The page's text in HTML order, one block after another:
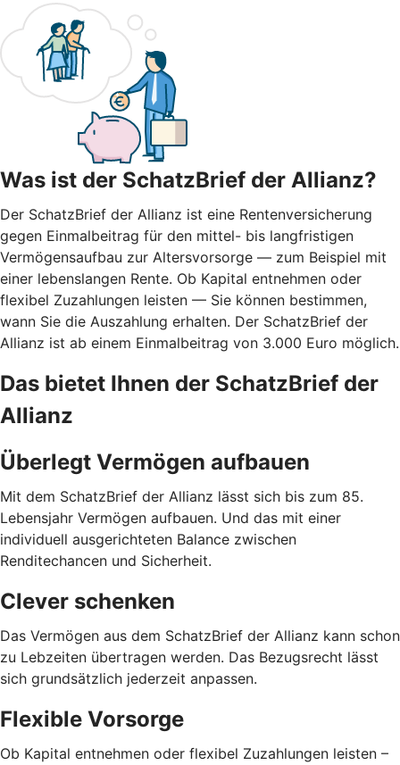
Was ist der SchatzBrief der Allianz?
Der SchatzBrief der Allianz ist eine Rentenversicherung
gegen Einmalbeitrag für den mittel- bis langfristigen
Vermögensaufbau zur Altersvorsorge — zum Beispiel mit
einer lebenslangen Rente. Ob Kapital entnehmen oder
flexibel Zuzahlungen leisten — Sie können bestimmen,
wann Sie die Auszahlung erhalten. Der SchatzBrief der
Allianz ist ab einem Einmalbeitrag von 3.000 Euro möglich.
Das bietet Ihnen der SchatzBrief der
Allianz
Überlegt Vermögen aufbauen
Mit dem SchatzBrief der Allianz lässt sich bis zum 85.
Lebensjahr Vermögen aufbauen. Und das mit einer
individuell ausgerichteten Balance zwischen
Renditechancen und Sicherheit.
Clever schenken
Das Vermögen aus dem SchatzBrief der Allianz kann schon
zu Lebzeiten übertragen werden. Das Bezugsrecht lässt
sich grundsätzlich jederzeit anpassen.
Flexible Vorsorge
Ob Kapital entnehmen oder flexibel Zuzahlungen leisten –